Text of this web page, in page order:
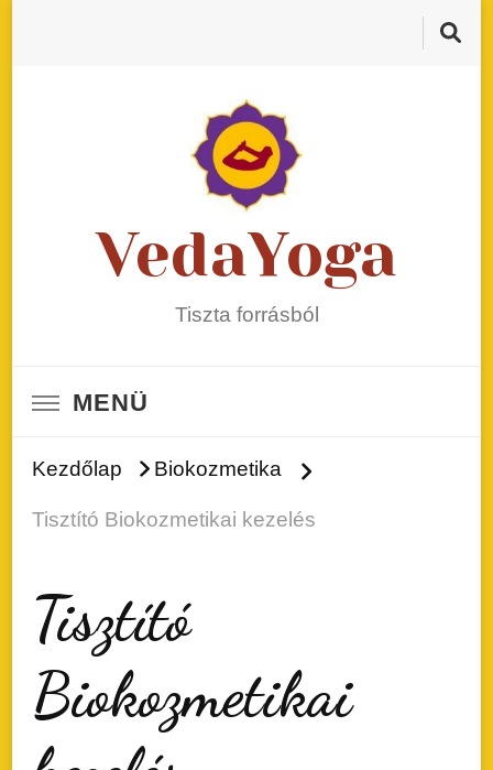
VedaYoga
Tiszta forrásból
MENÜ
Kezdőlap Biokozmetika
Tisztító Biokozmetikai kezelés
Tisztító
Biokozmetikai